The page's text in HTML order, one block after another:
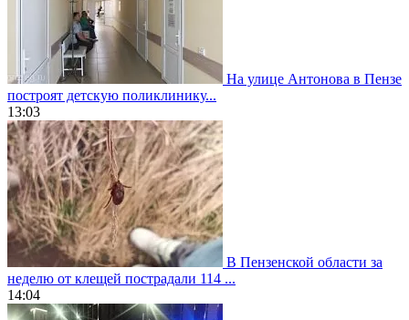
На улице Антонова в Пензе
построят детскую поликлинику...
13:03
В Пензенской области за
неделю от клещей пострадали 114 ...
14:04